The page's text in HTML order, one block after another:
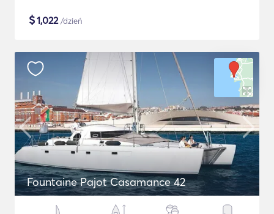
$1,022/dzień
Fountaine Pajot Casamance 42